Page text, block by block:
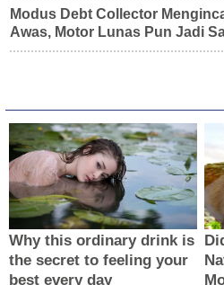
Modus Debt Collector
Awas, Motor Lunas Pun Jadi